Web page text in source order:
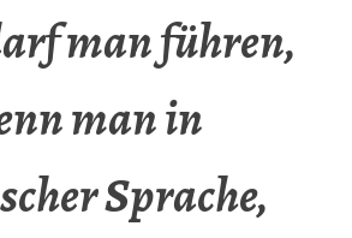
man führen,
man in
Sprache,